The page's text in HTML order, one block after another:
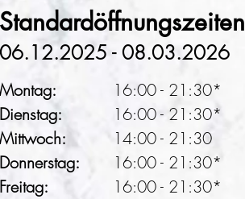
Standardöffnungszeiten
06.12.2025 - 08.03.2026
Montag:
Dienstag:
Mittwoch:
Donnerstag:
Freitag:
16:00 - 21:30*
16:00 - 21:30*
14:00 - 21:30
16:00 - 21:30*
16:00 - 21:30*